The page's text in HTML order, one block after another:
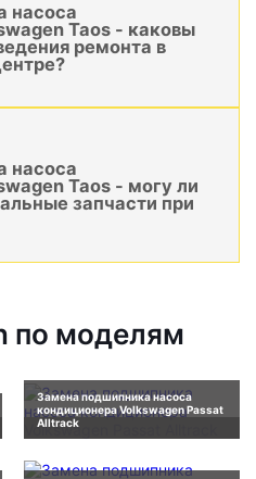
насоса
Taos - каковы
ремонта в
насоса
Taos - могу ли
запчасти при
по моделям
Замена подшипника насоса
кондиционера Volkswagen Passat
Alltrack